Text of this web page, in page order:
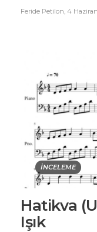
Feride Petilon 4
İNCELEME
Hatikva
Işık